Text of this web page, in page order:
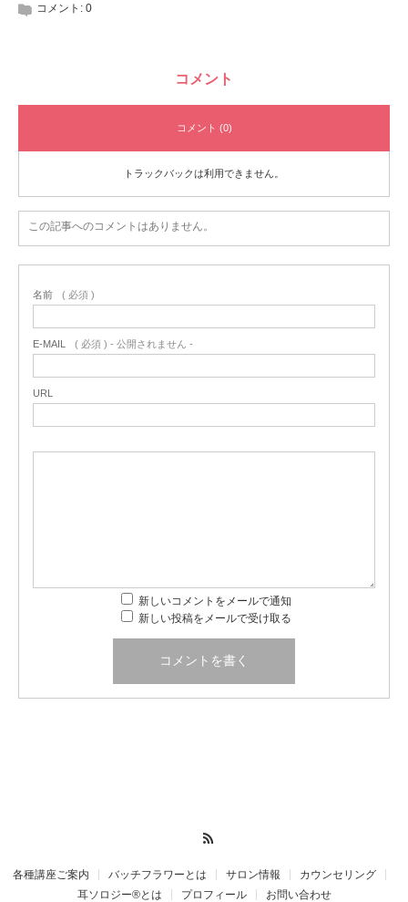
コメント: 0
コメント
コメント (0)
トラックバックは利用できません。
この記事へのコメントはありません。
名前 ( 必須 )
E-MAIL ( 必須 ) - 公開されません -
URL
新しいコメントをメールで通知
新しい投稿をメールで受け取る
各種講座ご案内 バッチフラワーとは サロン情報
カウンセリング
耳ソロジー®とは
プロフィール お問い合わせ